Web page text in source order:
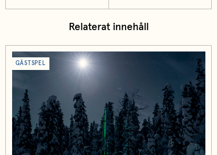
Relaterat innehåll
GÄSTSPEL